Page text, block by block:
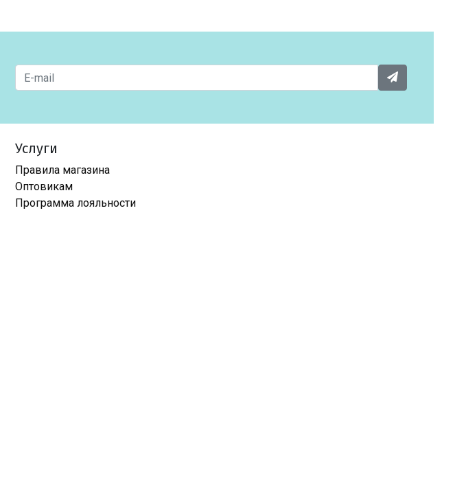
Услуги
Правила магазина
Оптовикам
Программа лояльности